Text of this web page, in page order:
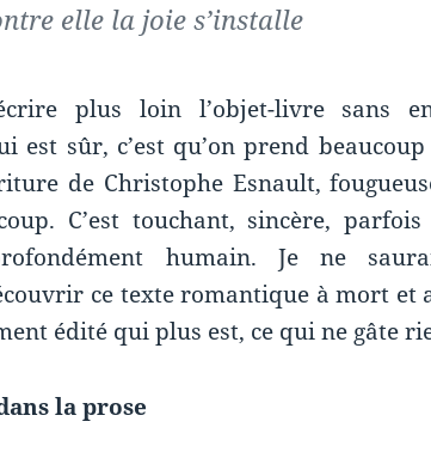
elle la joie s’installe
plus loin l’objet-livre sans
est sûr, c’est qu’on prend
de Christophe Esnault,
C’est touchant, sincère,
humain. Je ne
ce texte romantique à mort et
édité qui plus est, ce qui ne gâte
la prose